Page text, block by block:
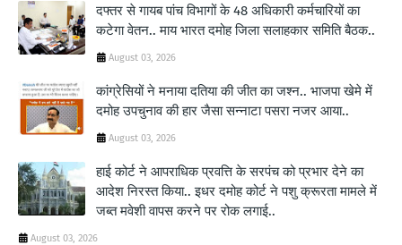
दफ्तर से गायब पांच विभागों के 48 अधिकारी कर्मचारियों का
कटेगा वेतन.. माय भारत दमोह जिला सलाहकार समिति बैठक..
August 03, 2026
कांग्रेसियों ने मनाया दतिया की जीत का जश्न.. भाजपा खेमे में
दमोह उपचुनाव की हार जैसा सन्नाटा पसरा नजर आया..
August 03, 2026
हाई कोर्ट ने आपराधिक प्रवत्ति के सरपंच को प्रभार देने का
आदेश निरस्त किया.. इधर दमोह कोर्ट ने पशु क्रूरता मामले में
जब्त मवेशी वापस करने पर रोक लगाई..
August 03, 2026